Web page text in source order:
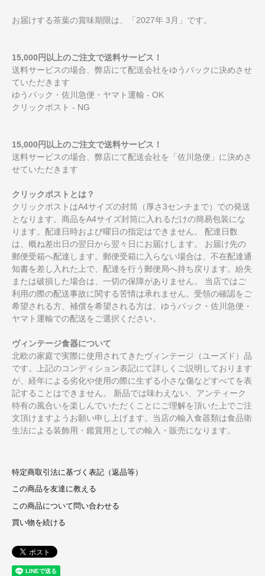
お届けする茶葉の賞味期限は、「2027年 3月」です。
15,000円以上のご注文で送料サービス！
送料サービスの場合、弊店にて配送会社をゆうパックに決めさせ
ていただきます
ゆうパック・佐川急便・ヤマト運輸 - OK
クリックポスト - NG
15,000円以上のご注文で送料サービス！
送料サービスの場合、弊店にて配送会社を「佐川急便」に決めさ
せていただきます
クリックポストとは？
クリックポストはA4サイズの封筒（厚さ3センチまで）での発送
となります。商品をA4サイズ封筒に入れるだけの簡易包装にな
ります。配達日時および曜日の指定はできません。 配達日数
は、概ね差出日の翌日から翌々日にお届けします。 お届け先の
郵便受箱へ配達します。郵便受箱に入らない場合は、不在配達通
知書を差し入れた上で、配達を行う郵便局へ持ち戻ります。紛失
または破損した場合は、一切の保障がありません。 当店ではご
利用の際の配送事故に関する苦情は承れません。受領の確認をご
希望される方、補償を希望される方は、ゆうパック・佐川急便・
ヤマト運輸での配送をご選択ください。
ヴィンテージ食器について
北欧の家庭で実際に使用されてきたヴィンテージ（ユーズド）品
です。上記のコンディション表記にて詳しくご説明しております
が、経年による劣化や使用の際に生ずる小さな傷などすべてを表
記することはできません。 新品では味わえない、アンティーク
特有の風合いを楽しんでいただくことにご理解を頂いた上でご注
文頂けますようお願い申し上げます。当店の輸入食器類は食品衛
生法による装飾用・鑑賞用としての輸入・販売になります。
特定商取引法に基づく表記（返品等）
この商品を友達に教える
この商品について問い合わせる
買い物を続ける